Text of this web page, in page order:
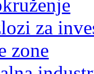
za
zone